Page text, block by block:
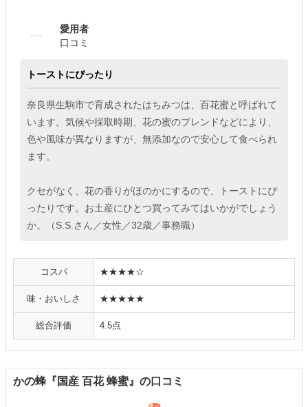
愛用者
口コミ
トーストにぴったり
奈良県生駒市で育成されたはちみつは、百花蜜と呼ばれて
います。気候や採取時期、花の蜜のブレンドなどにより、
色や風味が異なりますが、無添加なので安心して食べられ
ます。
クセがなく、花の香りがほのかにするので、トーストにぴ
ったりです。お土産にひとつ買ってみてはいかがでしょう
か。（S.S.さん／女性／32歳／事務職）
コスパ ★★★★☆
味・おいしさ ★★★★★
総合評価 4.5点
かの蜂『国産 百花 蜂蜜』の口コミ